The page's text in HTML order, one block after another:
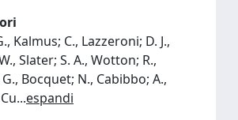
Kalmus; C., Lazzeroni; D. J.,
Slater; S. A., Wotton; R.,
Bocquet; N., Cabibbo; A.,
...espandi